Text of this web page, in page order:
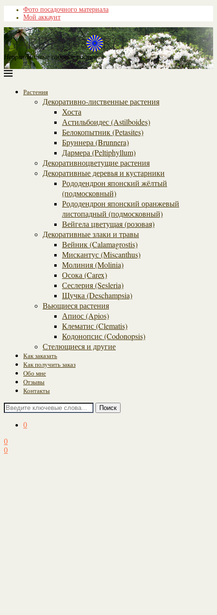
Фото посадочного материала
Мой аккаунт
Неприхотливые садовые растения
Растения
Декоративно-лиственные растения
Хоста
Астильбоидес (Astilboides)
Белокопытник (Рetasites)
Бруннера (Brunnera)
Дармера (Peltiphyllum)
Декоративноцветущие растения
Декоративные деревья и кустарники
Рододендрон японский жёлтый
(подмосковный)
Рододендрон японский оранжевый
листопадный (подмосковный)
Вейгела цветущая (розовая)
Декоративные злаки и травы
Вейник (Calamagrostis)
Мискантус (Miscanthus)
Молиния (Molinia)
Осока (Carex)
Сеслерия (Sesleria)
Щучка (Deschampsia)
Вьющиеся растения
Апиос (Apios)
Клематис (Clematis)
Кодонопсис (Codonopsis)
Стелющиеся и другие
Как заказать
Как получить заказ
Обо мне
Отзывы
Контакты
Поиск
0
0
0